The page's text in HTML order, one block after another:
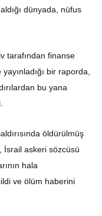
dünyada, nüfus
tarafından finanse
bir raporda,
bu yana
öldürülmüş
İsrail askeri sözcüsü
hala
ve ölüm haberini